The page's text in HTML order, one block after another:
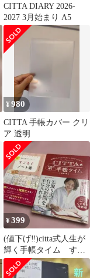
CITTA DIARY 2026-
2027 3月始まり A5
¥980
CITTA 手帳カバー クリ
ア 透明
¥399
(値下げ‼️)citta式人生が
輝く手帳タイム すご
ろくノート術 2冊セッ
ト